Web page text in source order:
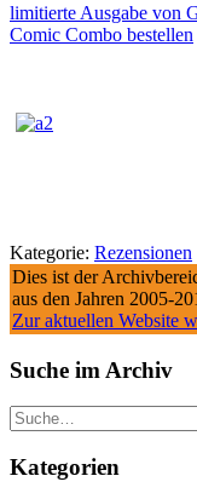
limitierte Ausgabe von
Comic Combo bestellen
Kategorie: Rezensionen
Dies ist der
aus den Jahren 2005-
Zur aktuellen Website
Suche im Archiv
Suche
Kategorien